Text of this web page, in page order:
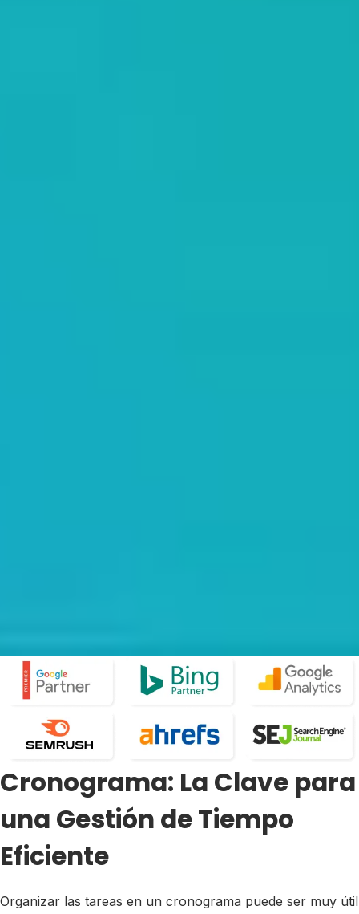
Cronograma: La Clave para
una Gestión de Tiempo
Eficiente
Organizar las tareas en un cronograma puede ser muy útil